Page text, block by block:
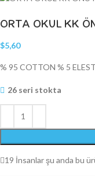
ORTA OKUL KK
$5,60
% 95 COTTON % 5
26 seri stokta
19 İnsanlar şu anda bu